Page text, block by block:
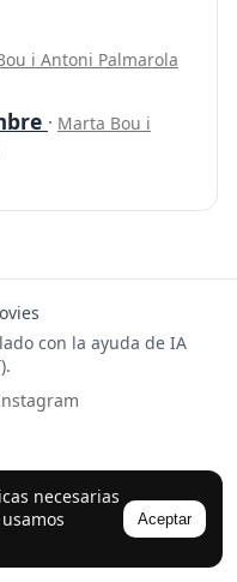
necesarias
Aceptar
i Antoni Palmarola
· Marta Bou i
con la ayuda de IA